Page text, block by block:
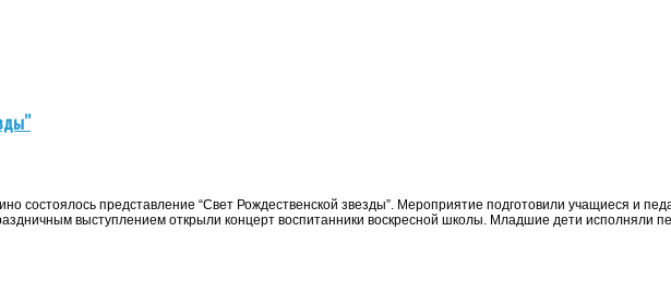
состоялось представление “Свет Рождественской звезды”. Мероприятие подготовили учащиеся и
выступлением открыли концерт воспитанники воскресной школы. Младшие дети исполняли